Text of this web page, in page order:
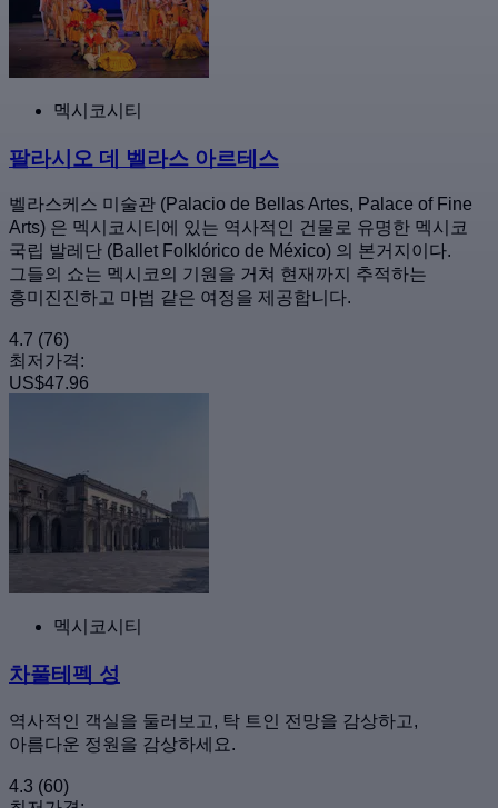
멕시코시티
팔라시오 데 벨라스 아르테스
벨라스케스 미술관 (Palacio de Bellas Artes, Palace of Fine
Arts) 은 멕시코시티에 있는 역사적인 건물로 유명한 멕시코
국립 발레단 (Ballet Folklórico de México) 의 본거지이다.
그들의 쇼는 멕시코의 기원을 거쳐 현재까지 추적하는
흥미진진하고 마법 같은 여정을 제공합니다.
4.7 (76)
최저가격:
US$47.96
멕시코시티
차풀테펙 성
역사적인 객실을 둘러보고, 탁 트인 전망을 감상하고,
아름다운 정원을 감상하세요.
4.3 (60)